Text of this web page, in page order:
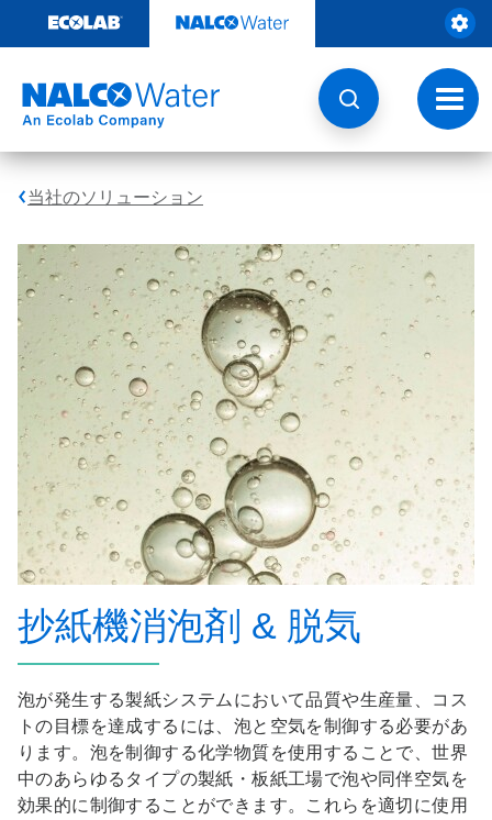
テ
る
ト
グ
ル
ナ
当社のソリューション
抄紙機消泡剤 & 脱気
泡が発生する製紙システムにおいて品質や生産量、コス
トの目標を達成するには、泡と空気を制御する必要があ
ります。泡を制御する化学物質を使用することで、世界
中のあらゆるタイプの製紙・板紙工場で泡や同伴空気を
効果的に制御することができます。これらを適切に使用